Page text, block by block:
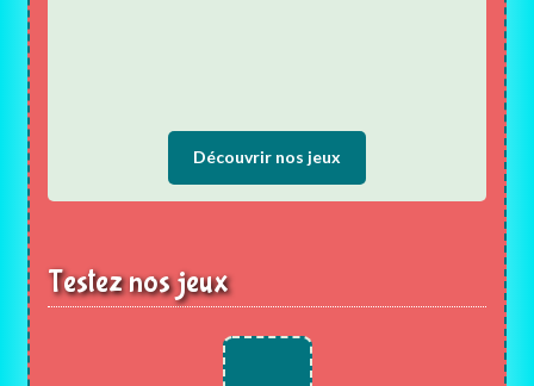
Découvrir nos jeux
Testez nos jeux